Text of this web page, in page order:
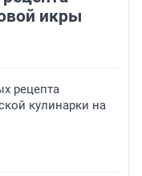
икры
рецепта
кулинарки на